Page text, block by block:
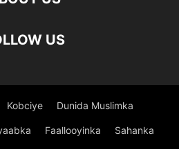
US
Kobciye Dunida Muslimka
Faallooyinka Sahanka